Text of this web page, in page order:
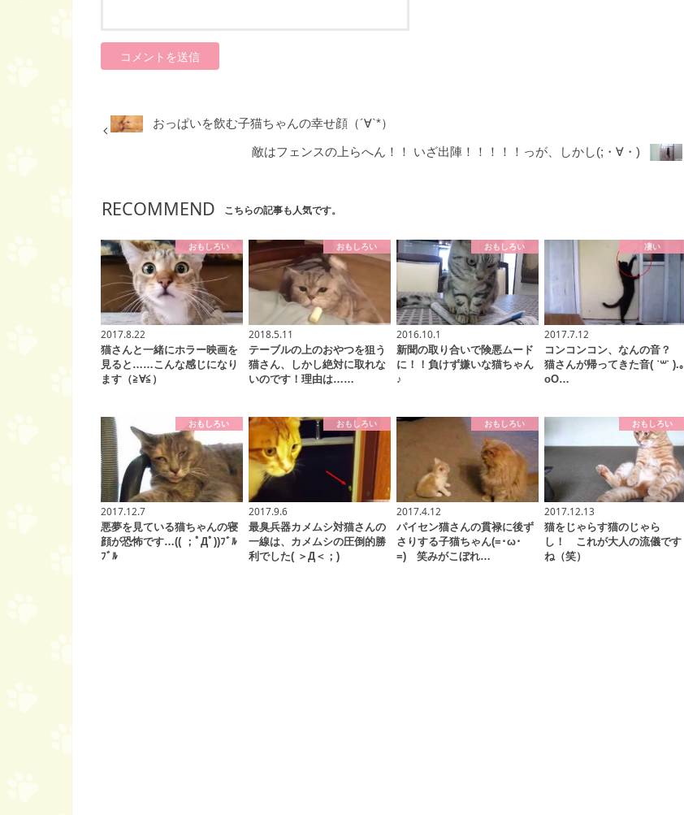
おっぱいを飲む子猫ちゃんの幸せ顔（´∀`*）
敵はフェンスの上らへん！！ いざ出陣！！！！！っが、しかし(;・∀・)
RECOMMEND こちらの記事も人気です。
おもしろい
2017.8.22
猫さんと一緒にホラー映画を
見ると……こんな感じになり
ます（≧∀≦）
おもしろい
2018.5.11
テーブルの上のおやつを狙う
猫さん、しかし絶対に取れな
いのです！理由は……
おもしろい
2016.10.1
新聞の取り合いで険悪ムード
に！！負けず嫌いな猫ちゃん
♪
凄い
2017.7.12
コンコンコン、なんの音？
猫さんが帰ってきた音( ˙꒳​˙ ).｡
oO…
おもしろい
2017.12.7
悪夢を見ている猫ちゃんの寝
顔が恐怖です…(( ；ﾟДﾟ))ﾌﾞﾙ
ﾌﾞﾙ
おもしろい
2017.9.6
最臭兵器カメムシ対猫さんの
一線は、カメムシの圧倒的勝
利でした( ＞Д＜；)
おもしろい
2017.4.12
パイセン猫さんの貫禄に後ず
さりする子猫ちゃん(=･ω･
=) 笑みがこぼれ…
おもしろい
2017.12.13
猫をじゃらす猫のじゃら
し！ これが大人の流儀です
ね（笑）